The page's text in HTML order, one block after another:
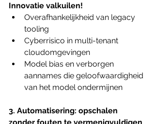
Innovatie valkuilen!
Overafhankelijkheid van legacy
tooling
Cyberrisico in multi-tenant
cloudomgevingen
Model bias en verborgen
aannames die geloofwaardigheid
van het model ondermijnen
3. Automatisering: opschalen
zonder fouten te vermenigvuldigen